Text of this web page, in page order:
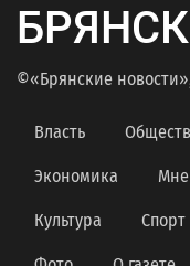
©«Брянские
Власть
Экономика
Культура Спорт